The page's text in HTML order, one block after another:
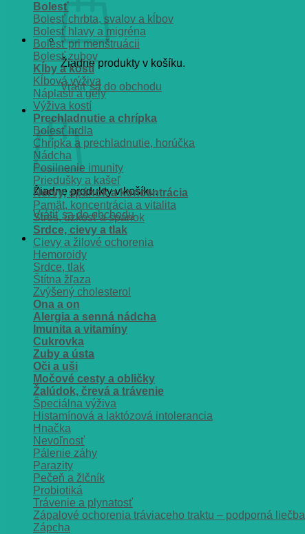
Žiadne produkty v košíku.
Vrátiť sa do obchodu
Košík
Žiadne produkty v košíku.
Vrátiť sa do obchodu
Bolesť
Bolesť chrbta, svalov a kĺbov
Bolesť hlavy a migréna
Bolesť pri menštruácii
Bolesť zubov
Kĺby a kosti
Kĺbová výživa
Náplasti a gély
Výživa kostí
Prechladnutie a chrípka
Bolesť hrdla
Chrípka a prechladnutie, horúčka
Nádcha
Posilnenie imunity
Priedušky a kašeľ
Nervy, spánok a koncentrácia
Pamät, koncentrácia a vitalita
Stres, úzkosť a spánok
Srdce, cievy a tlak
Cievy a žilové ochorenia
Hemoroidy
Srdce, tlak
Štítna žľaza
Zvýšený cholesterol
Ona a on
Alergia a senná nádcha
Imunita a vitamíny
Cukrovka
Zuby a ústa
Oči a uši
Močové cesty a obličky
Žalúdok, črevá a trávenie
Špeciálna výživa
Histamínová a laktózová intolerancia
Hnačka
Nevoľnosť
Pálenie záhy
Parazity
Pečeň a žlčník
Probiotiká
Trávenie a plynatosť
Zápalové ochorenia tráviaceho traktu – podporná liečba
Zápcha